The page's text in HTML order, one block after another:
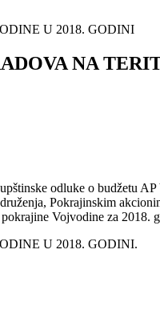
U 2018. GODINI
NA
odluke o budžetu
Pokrajinskim
Vojvodine za 2018.
U 2018. GODINI.